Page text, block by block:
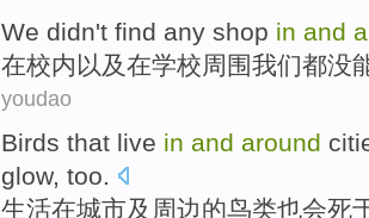
We didn't find any shop in and
在校内 以及在学校周围我们都没
youdao
Birds that live in and around
glow, too.
生活在城市及 周边的鸟类也会死